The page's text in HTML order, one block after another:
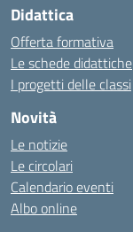
Didattica
Offerta formativa
Le schede didattiche
I progetti delle classi
Novità
Le notizie
Le circolari
Calendario eventi
Albo online